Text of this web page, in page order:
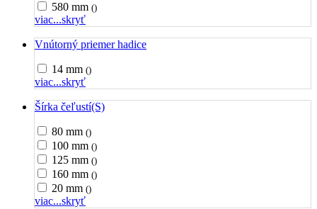
580 mm ()
viac...skryť
Vnútorný priemer hadice
14 mm ()
viac...skryť
Šírka čeľustí(S)
80 mm ()
100 mm ()
125 mm ()
160 mm ()
20 mm ()
viac...skryť